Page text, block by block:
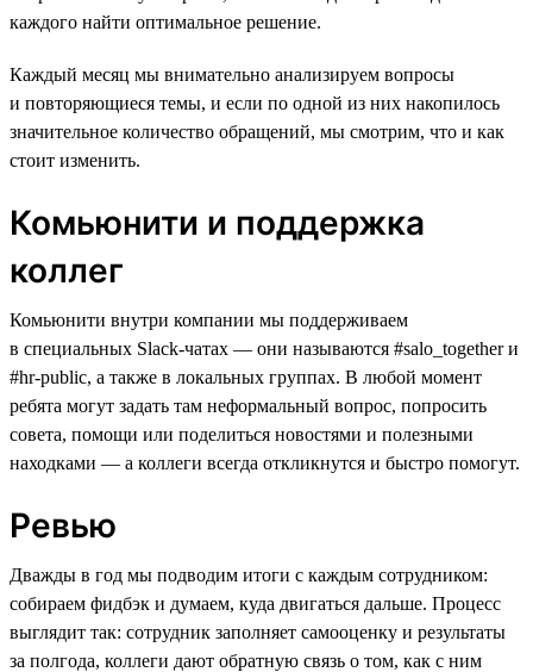
каждого найти оптимальное решение.
Каждый месяц мы внимательно анализируем вопросы
и повторяющиеся темы, и если по одной из них накопилось
значительное количество обращений, мы смотрим, что и как
стоит изменить.
Комьюнити и поддержка
коллег
Комьюнити внутри компании мы поддерживаем
в специальных Slack-чатах — они называются #salo_together и
#hr-public, а также в локальных группах. В любой момент
ребята могут задать там неформальный вопрос, попросить
совета, помощи или поделиться новостями и полезными
находками — а коллеги всегда откликнутся и быстро помогут.
Ревью
Дважды в год мы подводим итоги с каждым сотрудником:
собираем фидбэк и думаем, куда двигаться дальше. Процесс
выглядит так: сотрудник заполняет самооценку и результаты
за полгода, коллеги дают обратную связь о том, как с ним